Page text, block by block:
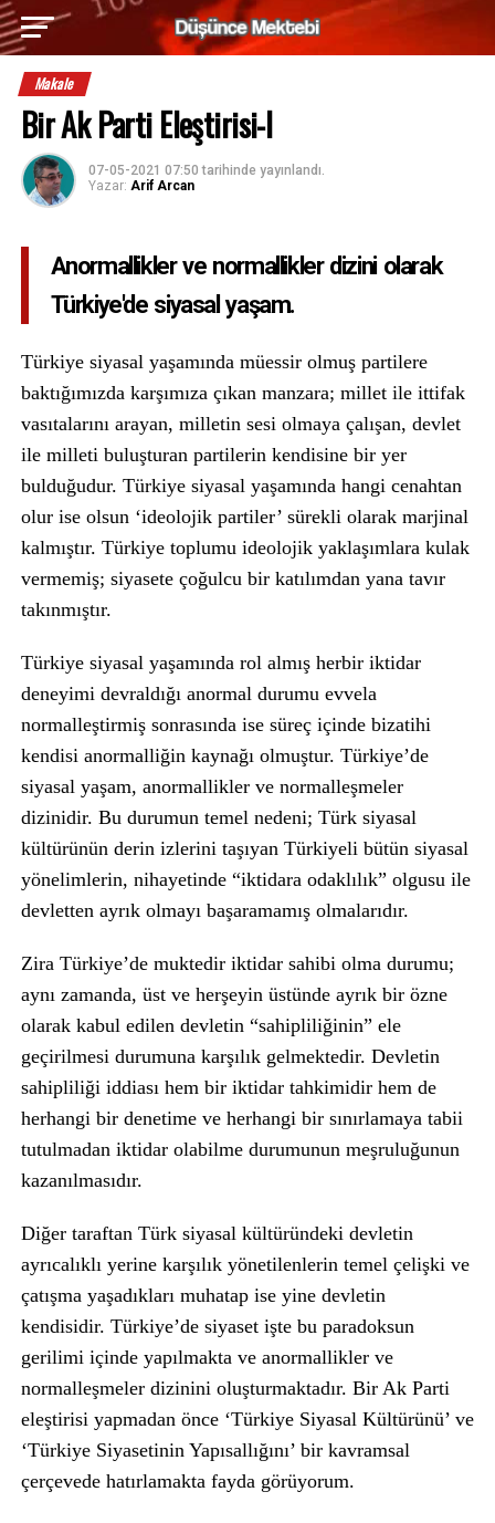
Makale
Bir Ak Parti Eleştirisi-I
07-05-2021 07:50 tarihinde yayınlandı.
Yazar: Arif Arcan
Anormallikler ve normallikler dizini olarak
Türkiye'de siyasal yaşam.
Türkiye siyasal yaşamında müessir olmuş partilere
baktığımızda karşımıza çıkan manzara; millet ile ittifak
vasıtalarını arayan, milletin sesi olmaya çalışan, devlet
ile milleti buluşturan partilerin kendisine bir yer
bulduğudur. Türkiye siyasal yaşamında hangi cenahtan
olur ise olsun ‘ideolojik partiler’ sürekli olarak marjinal
kalmıştır. Türkiye toplumu ideolojik yaklaşımlara kulak
vermemiş; siyasete çoğulcu bir katılımdan yana tavır
takınmıştır.
Türkiye siyasal yaşamında rol almış herbir iktidar
deneyimi devraldığı anormal durumu evvela
normalleştirmiş sonrasında ise süreç içinde bizatihi
kendisi anormalliğin kaynağı olmuştur. Türkiye’de
siyasal yaşam, anormallikler ve normalleşmeler
dizinidir. Bu durumun temel nedeni; Türk siyasal
kültürünün derin izlerini taşıyan Türkiyeli bütün siyasal
yönelimlerin, nihayetinde “iktidara odaklılık” olgusu ile
devletten ayrık olmayı başaramamış olmalarıdır.
Zira Türkiye’de muktedir iktidar sahibi olma durumu;
aynı zamanda, üst ve herşeyin üstünde ayrık bir özne
olarak kabul edilen devletin “sahipliliğinin” ele
geçirilmesi durumuna karşılık gelmektedir. Devletin
sahipliliği iddiası hem bir iktidar tahkimidir hem de
herhangi bir denetime ve herhangi bir sınırlamaya tabii
tutulmadan iktidar olabilme durumunun meşruluğunun
kazanılmasıdır.
Diğer taraftan Türk siyasal kültüründeki devletin
ayrıcalıklı yerine karşılık yönetilenlerin temel çelişki ve
çatışma yaşadıkları muhatap ise yine devletin
kendisidir. Türkiye’de siyaset işte bu paradoksun
gerilimi içinde yapılmakta ve anormallikler ve
normalleşmeler dizinini oluşturmaktadır. Bir Ak Parti
eleştirisi yapmadan önce ‘Türkiye Siyasal Kültürünü’ ve
‘Türkiye Siyasetinin Yapısallığını’ bir kavramsal
çerçevede hatırlamakta fayda görüyorum.